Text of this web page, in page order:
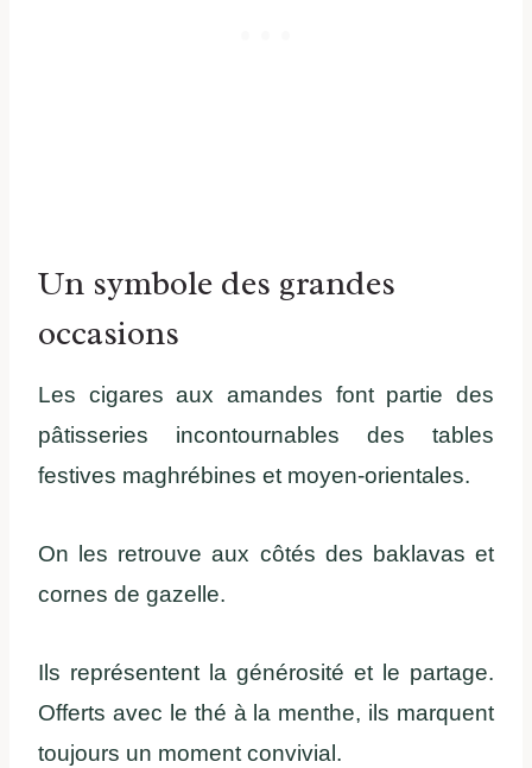
Un symbole des grandes
occasions
Les cigares aux amandes font partie des
pâtisseries incontournables des tables
festives maghrébines et moyen-orientales.
On les retrouve aux côtés des baklavas et
cornes de gazelle.
Ils représentent la générosité et le partage.
Offerts avec le thé à la menthe, ils marquent
toujours un moment convivial.